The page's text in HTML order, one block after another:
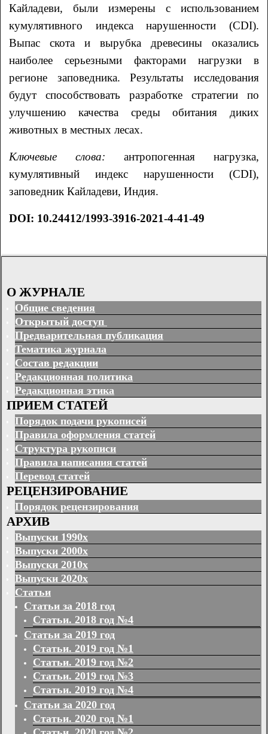
Кайладеви, были измерены с использованием
кумулятивного индекса нарушенности (CDI).
Выпас скота и вырубка древесины оказались
наиболее серьезными факторами нагрузки в
регионе заповедника. Результаты исследования
будут способствовать разработке стратегии по
улучшению качества среды обитания диких
животных в местных лесах.
Ключевые слова: антропогенная нагрузка,
кумулятивный индекс нарушенности (CDI),
заповедник Кайладеви, Индия.
DOI: 10.24412/1993-3916-2021-4-41-49
О ЖУРНАЛЕ
Общие сведения
Открытый доступ
Предварительная публикация
Тематика журнала
Состав редакции
Редакционная политика
Редакционная этика
ПРИЕМ СТАТЕЙ
Порядок подачи рукописей
Правила оформления статей
Структура рукописи
Правила написания статей
Перевод статей
РЕЦЕНЗИРОВАНИЕ
Порядок рецензирования
АРХИВ
Выпуски 1990х
Выпуски 2000х
Выпуски 2010х
Выпуски 2020х
Статьи
Статьи за 2018 год
Статьи. 2018 год №4
Статьи за 2019 год
Статьи. 2019 год №1
Статьи. 2019 год №2
Статьи. 2019 год №3
Статьи. 2019 год №4
Статьи за 2020 год
Статьи. 2020 год №1